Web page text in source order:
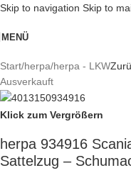
Skip to navigation Skip to
MENÜ
Start/herpa/herpa - LKW
Ausverkauft
Klick zum Vergrößern
herpa 934916
Sattelzug –